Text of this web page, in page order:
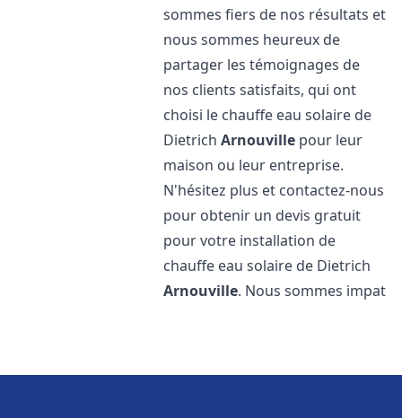
sommes fiers de nos résultats et
nous sommes heureux de
partager les témoignages de
nos clients satisfaits, qui ont
choisi le chauffe eau solaire de
DietrichArnouville pour leur
maison ou leur entreprise.
N'hésitez plus et contactez-nous
pour obtenir un devis gratuit
pour votre installation de
chauffe eau solaire de Dietrich
Arnouville. Nous sommes impat